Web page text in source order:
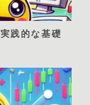
践的な基礎